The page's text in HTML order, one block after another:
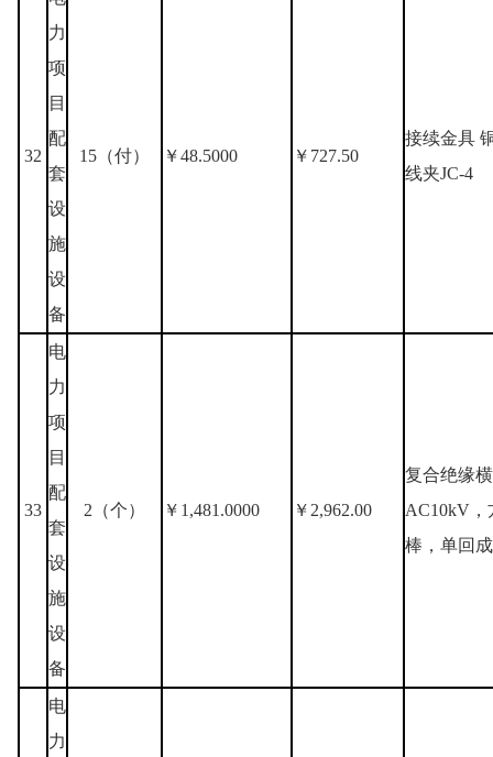
32
力
项
目
配
套
设
施
设
备
15（付） ￥48.5000 ￥727.50
接续金具
线夹JC-4
33
电
力
项
目
配
套
设
施
设
备
2（个） ￥1,481.0000 ￥2,962.00
复合绝缘
AC10kV，
棒，单回
电
力